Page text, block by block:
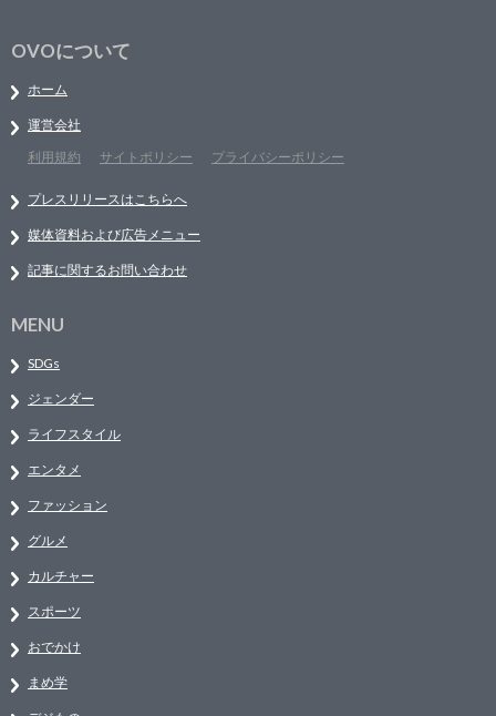
OVOについて
ホーム
運営会社
利用規約
サイトポリシー プライバシーポリシー
プレスリリースはこちらへ
媒体資料および広告メニュー
記事に関するお問い合わせ
MENU
SDGs
ジェンダー
ライフスタイル
エンタメ
ファッション
グルメ
カルチャー
スポーツ
おでかけ
まめ学